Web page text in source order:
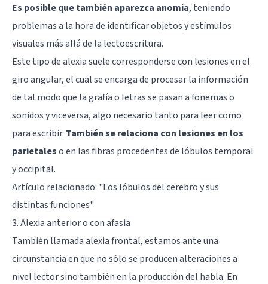
Es posible que también aparezca anomia, teniendo
problemas a la hora de identificar objetos y estímulos
visuales más allá de la lectoescritura.
Este tipo de alexia suele corresponderse con lesiones en el
giro angular, el cual se encarga de procesar la información
de tal modo que la grafía o letras se pasan a fonemas o
sonidos y viceversa, algo necesario tanto para leer como
para escribir. También se relaciona con lesiones en los
parietaleso en las fibras procedentes de lóbulos temporal
y occipital.
Artículo relacionado: "Los lóbulos del cerebro y sus
distintas funciones"
3. Alexia anterior o con afasia
También llamada alexia frontal, estamos ante una
circunstancia en que no sólo se producen alteraciones a
nivel lector sino también en la producción del habla. En